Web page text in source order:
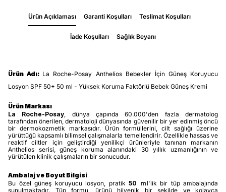
Ürün Açıklaması Garanti Koşulları Teslimat Koşulları
İade Koşulları Sağlık Beyanı
Ürün Adı: La Roche-Posay Anthelios Bebekler İçin Güneş Koruyucu
Losyon SPF 50+ 50 ml - Yüksek Koruma Faktörlü Bebek Güneş Kremi
Ürün Markası
La Roche-Posay , dünya çapında 60.000'den fazla dermatolog
tarafından önerilen, dermatoloji dünyasında güvenilir bir yer edinmiş öncü
bir dermokozmetik markasıdır. Ürün formüllerini, cilt sağlığı üzerine
yürüttüğü kapsamlı bilimsel çalışmalarla temellendirir. Özellikle hassas ve
reaktif ciltler için geliştirdiği yenilikçi ürünleriyle tanınan markanın
Anthelios serisi, güneş koruma alanındaki 30 yıllık uzmanlığının ve
yürütülen klinik çalışmaların bir sonucudur.
Ambalaj ve Boyut Bilgisi
Bu özel güneş koruyucu losyon, pratik 50 ml'lik bir tüp ambalajında
sunulmaktadır. Tüp formu, ürünü hijyenik bir şekilde ve kolayca